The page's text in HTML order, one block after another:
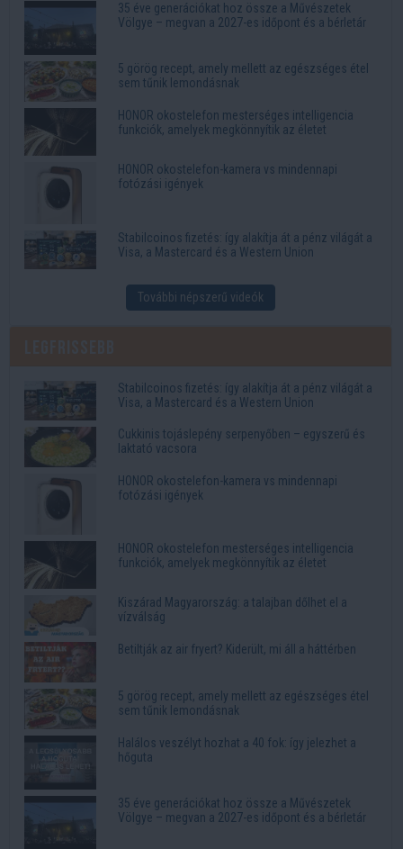
35 éve generációkat hoz össze a Művészetek
Völgye – megvan a 2027-es időpont és a bérletár
5 görög recept, amely mellett az egészséges étel
sem tűnik lemondásnak
HONOR okostelefon mesterséges intelligencia
funkciók, amelyek megkönnyítik az életet
HONOR okostelefon-kamera vs mindennapi
fotózási igények
Stabilcoinos fizetés: így alakítja át a pénz világát a
Visa, a Mastercard és a Western Union
További népszerű videók
Stabilcoinos fizetés: így alakítja át a pénz világát a
Visa, a Mastercard és a Western Union
Cukkinis tojáslepény serpenyőben – egyszerű és
laktató vacsora
HONOR okostelefon-kamera vs mindennapi
fotózási igények
HONOR okostelefon mesterséges intelligencia
funkciók, amelyek megkönnyítik az életet
Kiszárad Magyarország: a talajban dőlhet el a
vízválság
Betiltják az air fryert? Kiderült, mi áll a háttérben
5 görög recept, amely mellett az egészséges étel
sem tűnik lemondásnak
Halálos veszélyt hozhat a 40 fok: így jelezhet a
hőguta
35 éve generációkat hoz össze a Művészetek
Völgye – megvan a 2027-es időpont és a bérletár